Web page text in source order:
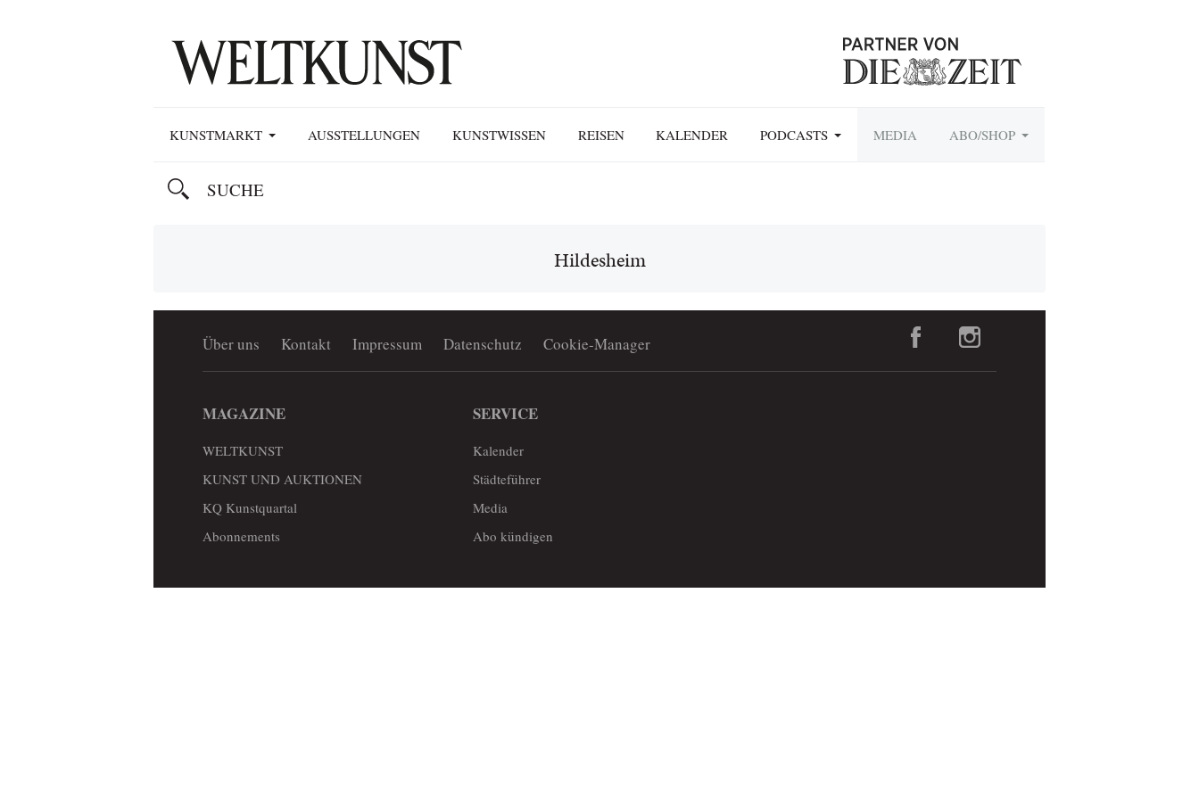
KUNSTMARKT AUSSTELLUNGEN KUNSTWISSEN REISEN KALENDER PODCASTS MEDIA ABO/SHOP
Hildesheim
Über uns Kontakt Impressum Datenschutz Cookie-Manager
MAGAZINE
WELTKUNST
KUNST UND AUKTIONEN
KQ Kunstquartal
Abonnements
SERVICE
Kalender
Städteführer
Media
Abo kündigen